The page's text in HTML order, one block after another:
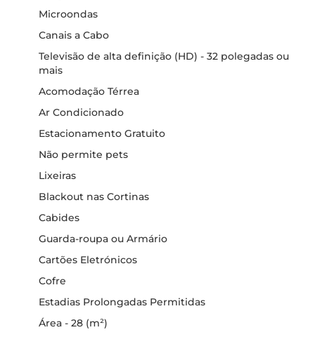
Microondas
Canais a Cabo
Televisão de alta definição (HD) - 32 polegadas ou
mais
Acomodação Térrea
Ar Condicionado
Estacionamento Gratuito
Não permite pets
Lixeiras
Blackout nas Cortinas
Cabides
Guarda-roupa ou Armário
Cartões Eletrónicos
Cofre
Estadias Prolongadas Permitidas
Área - 28 (m²)